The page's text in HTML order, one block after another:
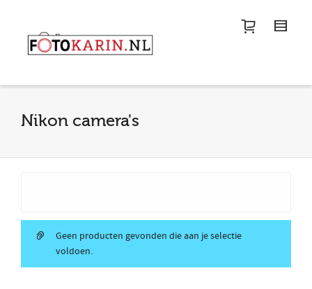
size
Show me the
Nikon camera's
Geen producten gevonden die aan je selectie
voldoen.